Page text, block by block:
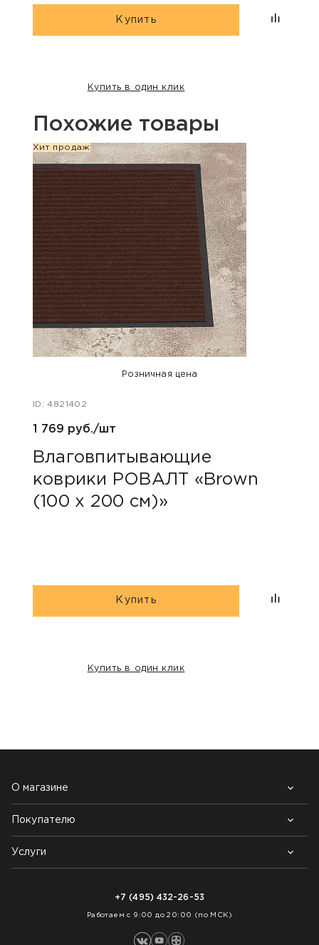
Купить
Купить в один клик
Похожие товары
Хит продаж
Розничная цена
ID: 4821402
1 769 руб./шт
Влаговпитывающие
коврики РОВАЛТ «Brown
(100 х 200 см)»
Купить
Купить в один клик
О магазине
Почему выбирают нас
Контакты
Блог
Покупателю
Возврат товара
Как заказать
Услуги
+7 (495) 432-26-53
Работаем с 9:00 до 20:00 (по МСК)